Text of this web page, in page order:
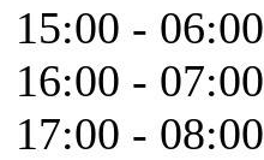
15:00 - 06:00
16:00 - 07:00
17:00 - 08:00